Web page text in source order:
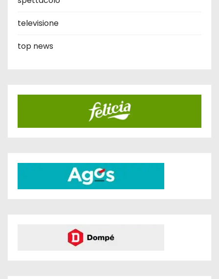
televisione
top news